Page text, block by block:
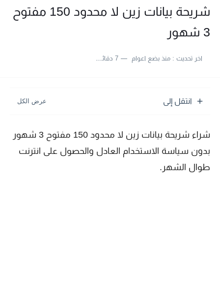
شريحة بيانات زين لا محدود 150 مفتوح
3 شهور
اخر تحديث :منذ بضع اعوام 7 دقائق للقراءة
انتقل إلى
شراء شريحة بيانات زين لا محدود 150 مفتوح 3 شهور
بدون سياسة الاستخدام العادل والحصول على انترنت
طوال الشهر.